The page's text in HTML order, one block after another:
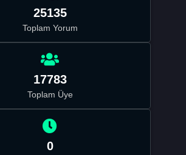
25135
Toplam Yorum
17783
Toplam Üye
0